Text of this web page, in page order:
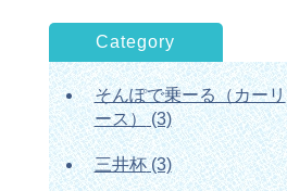
Category
そんぽで乗ーる（カーリ
ース）(3)
三井杯(3)